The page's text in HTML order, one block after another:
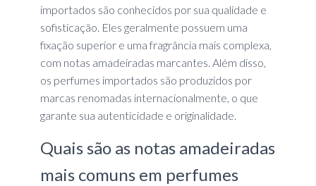
importados são conhecidos por sua qualidade e
sofisticação. Eles geralmente possuem uma
fixação superior e uma fragrância mais complexa,
com notas amadeiradas marcantes. Além disso,
os perfumes importados são produzidos por
marcas renomadas internacionalmente, o que
garante sua autenticidade e originalidade.
Quais são as notas amadeiradas
mais comuns em perfumes